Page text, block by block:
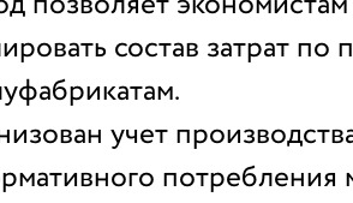
состав затрат по
учет
потребления